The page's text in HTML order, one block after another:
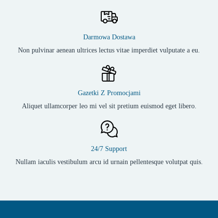
Darmowa Dostawa
Non pulvinar aenean ultrices lectus vitae imperdiet vulputate a eu.
Gazetki Z Promocjami
Aliquet ullamcorper leo mi vel sit pretium euismod eget libero.
24/7 Support
Nullam iaculis vestibulum arcu id urnain pellentesque volutpat quis.